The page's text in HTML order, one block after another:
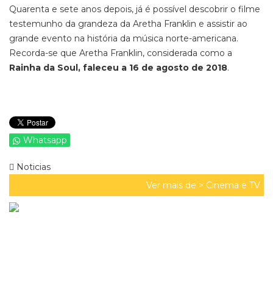
Quarenta e sete anos depois, já é possível descobrir o filme
testemunho da grandeza da Aretha Franklin e assistir ao
grande evento na história da música norte-americana.
Recorda-se que Aretha Franklin, considerada como a
Rainha da Soul, faleceu a 16 de agosto de 2018.
Whatsapp
Noticias
Ver mais de > Cinema e TV